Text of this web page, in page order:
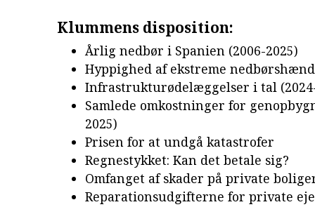
Klummens disposition:
Årlig nedbør i Spanien (2006-2025)
Hyppighed af ekstreme
Infrastrukturødelæggelser i tal
Samlede omkostninger for
2025)
Prisen for at undgå katastrofer
Regnestykket: Kan det betale sig?
Omfanget af skader på private
Reparationsudgifterne for private